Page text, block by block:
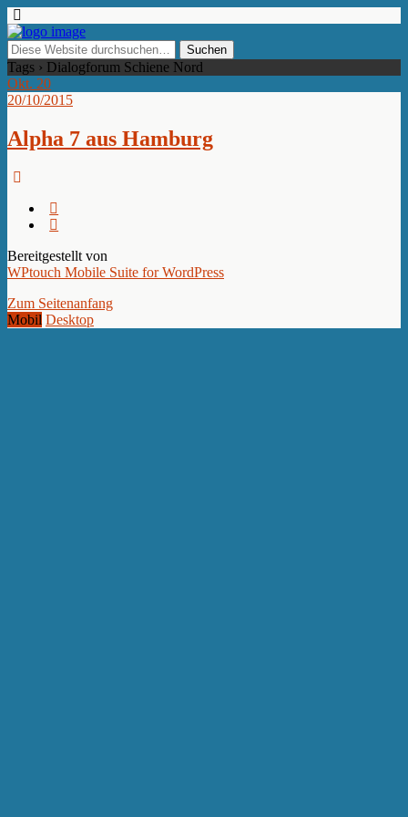
Tags › Dialogforum Schiene Nord
Okt. 20
20/10/2015
Alpha 7 aus Hamburg
Bereitgestellt von
WPtouch Mobile Suite for WordPress
Zum Seitenanfang
Mobil Desktop